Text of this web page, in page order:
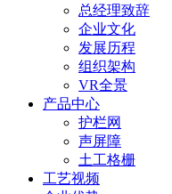
总经理致辞
企业文化
发展历程
组织架构
VR全景
产品中心
护栏网
声屏障
土工格栅
工艺视频